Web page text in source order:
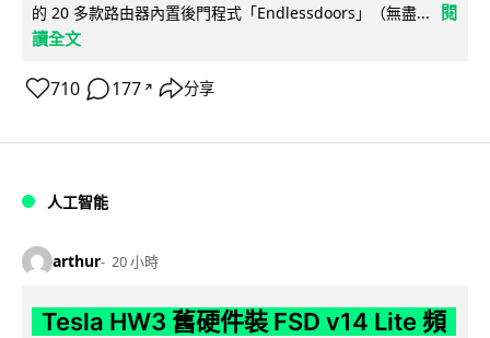
的 20 多款路由器內置後門程式「Endlessdoors」（無盡...
閱
讀全文
710 177 ↗ 分享
人工智能
arthur 20 小時
Tesla HW3 舊硬件裝 FSD v14 Lite 頻